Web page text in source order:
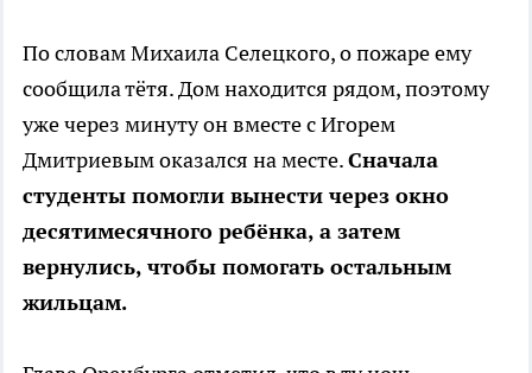
По словам Михаила Селецкого, о пожаре ему
сообщила тётя. Дом находится рядом, поэтому
уже через минуту он вместе с Игорем
Дмитриевым оказался на месте.Сначала
студенты помогли вынести через окно
десятимесячного ребёнка, а затем
вернулись, чтобы помогать остальным
жильцам.